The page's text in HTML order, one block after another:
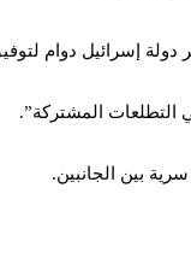
إسرائيل دوام
التطلعات المشتركة”.